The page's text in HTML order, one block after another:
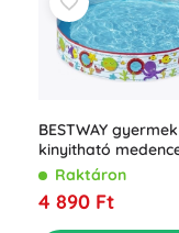
BESTWAY gyermek
kinyitható
25 cm
Raktáron
4 890 Ft